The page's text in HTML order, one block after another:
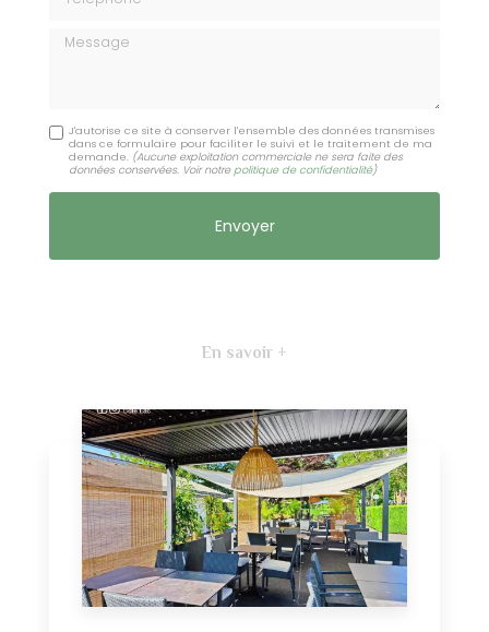
Message
J'autorise ce site à conserver l'ensemble des données transmises
dans ce formulaire pour faciliter le suivi et le traitement de ma
demande. (Aucune exploitation commerciale ne sera faite des
données conservées. Voir notre politique de confidentialité)
En savoir +